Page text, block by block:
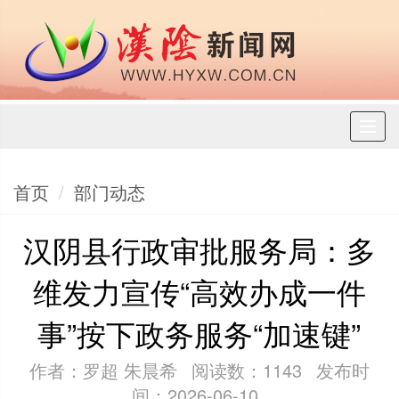
首页 部门动态
汉阴县行政审批服务局：多
维发力宣传“高效办成一件
事”按下政务服务“加速键”
作者：罗超 朱晨希 阅读数：1143 发布时